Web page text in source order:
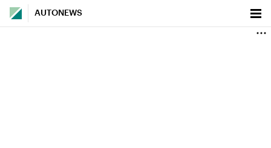
AUTONEWS